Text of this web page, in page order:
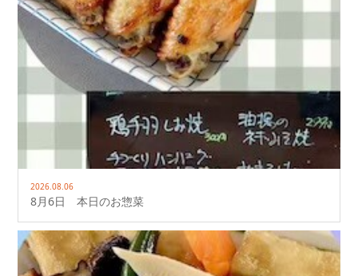
2026.08.06
8月6日 本日のお惣菜